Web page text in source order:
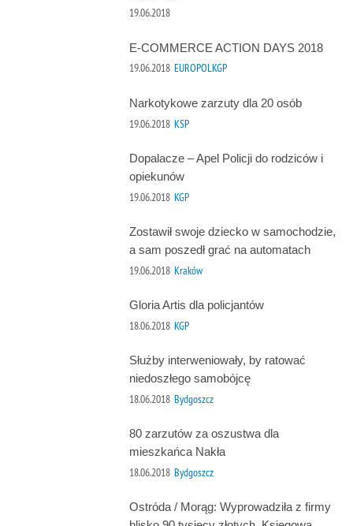
19.06.2018
E-COMMERCE ACTION DAYS 2018
19.06.2018 EUROPOLKGP
Narkotykowe zarzuty dla 20 osób
19.06.2018 KSP
Dopalacze – Apel Policji do rodziców i
opiekunów
19.06.2018 KGP
Zostawił swoje dziecko w samochodzie,
a sam poszedł grać na automatach
19.06.2018 Kraków
Gloria Artis dla policjantów
18.06.2018 KGP
Służby interweniowały, by ratować
niedoszłego samobójcę
18.06.2018 Bydgoszcz
80 zarzutów za oszustwa dla
mieszkańca Nakła
18.06.2018 Bydgoszcz
Ostróda / Morąg: Wyprowadziła z firmy